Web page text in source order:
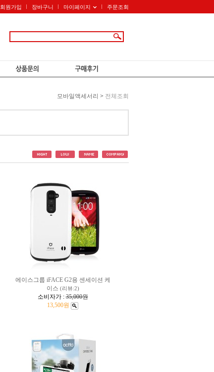
회원가입 장바구니 마이페이지 주문조회
모바일액세서리 > 전체조회
에이스그룹 iFACE G2용 센세이션 케
이스 (리뷰:2)
소비자가 :35,000원
13,500원